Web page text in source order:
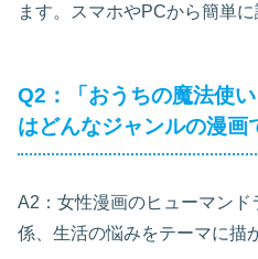
ます。スマホやPCから簡単に
Q2：「おうちの魔法使
はどんなジャンルの漫画
A2：女性漫画のヒューマンド
係、生活の悩みをテーマに描